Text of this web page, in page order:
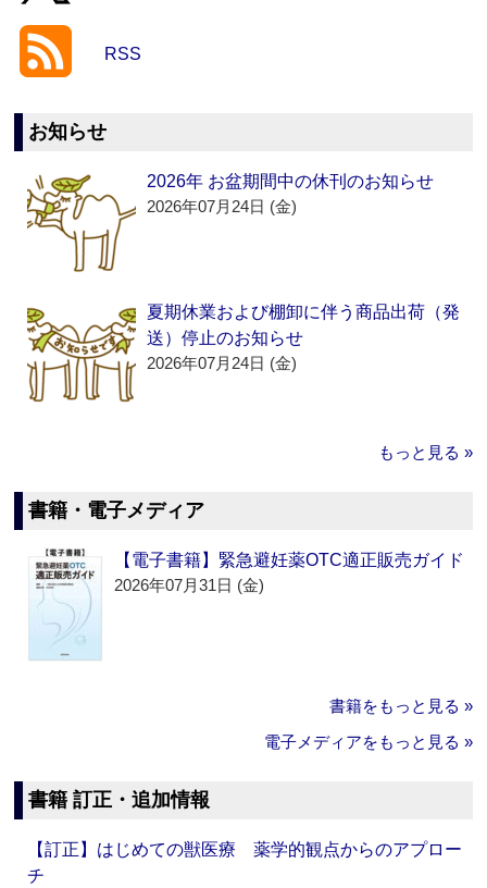
RSS
お知らせ
2026年 お盆期間中の休刊のお知らせ
2026年07月24日 (金)
夏期休業および棚卸に伴う商品出荷（発
送）停止のお知らせ
2026年07月24日 (金)
もっと見る »
書籍・電子メディア
【電子書籍】緊急避妊薬OTC適正販売ガイド
2026年07月31日 (金)
書籍をもっと見る »
電子メディアをもっと見る »
書籍 訂正・追加情報
【訂正】はじめての獣医療 薬学的観点からのアプロー
チ